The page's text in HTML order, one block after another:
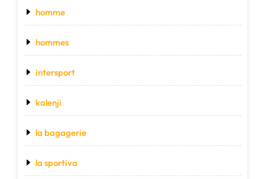
homme
hommes
intersport
kalenji
la bagagerie
la sportiva